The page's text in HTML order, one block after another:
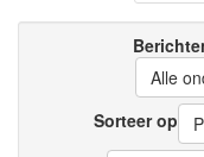
Alle
Sorteer op